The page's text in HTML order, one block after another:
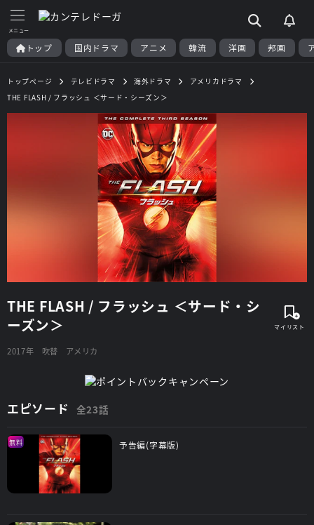
トップ 国内ドラマ アニメ 韓流 洋画 邦画
トップページ テレビドラマ 海外ドラマ
アメリカドラマ
THE FLASH / フラッシュ ＜サード・シーズン＞
THE FLASH / フラッシュ ＜サード・シ
ーズン＞
2017年 吹替 アメリカ
エピソード 全23話
無料 予告編(字幕版)